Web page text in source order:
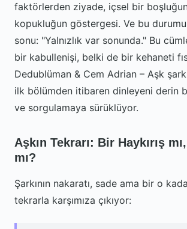
faktörlerden ziyade, içsel bir
kopukluğun göstergesi. Ve bu
sonu: "Yalnızlık var sonunda." Bu
bir kabullenişi, belki de bir kehaneti
Dedublüman & Cem Adrian – Aşk
ilk bölümden itibaren dinleyeni derin
ve sorgulamaya sürüklüyor.
Aşkın Tekrarı: Bir Haykırış
mı?
Şarkının nakaratı, sade ama bir o
tekrarla karşımıza çıkıyor: